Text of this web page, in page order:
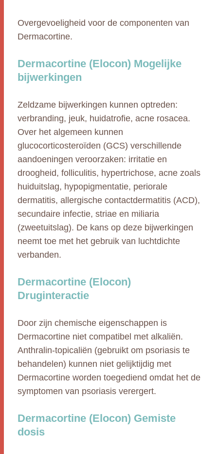
Overgevoeligheid voor de componenten van
Dermacortine.
Dermacortine (Elocon) Mogelijke
bijwerkingen
Zeldzame bijwerkingen kunnen optreden:
verbranding, jeuk, huidatrofie, acne rosacea.
Over het algemeen kunnen
glucocorticosteroïden (GCS) verschillende
aandoeningen veroorzaken: irritatie en
droogheid, folliculitis, hypertrichose, acne zoals
huiduitslag, hypopigmentatie, periorale
dermatitis, allergische contactdermatitis (ACD),
secundaire infectie, striae en miliaria
(zweetuitslag). De kans op deze bijwerkingen
neemt toe met het gebruik van luchtdichte
verbanden.
Dermacortine (Elocon)
Druginteractie
Door zijn chemische eigenschappen is
Dermacortine niet compatibel met alkaliën.
Anthralin-topicaliën (gebruikt om psoriasis te
behandelen) kunnen niet gelijktijdig met
Dermacortine worden toegediend omdat het de
symptomen van psoriasis verergert.
Dermacortine (Elocon) Gemiste
dosis